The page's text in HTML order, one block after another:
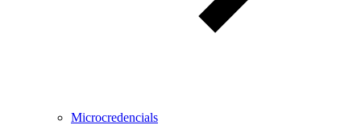
Microcredencials